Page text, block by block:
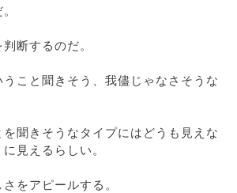
断するのだ。
こと聞きそう、我儘じゃなさそうな
聞きそうなタイプにはどうも見えな
見えるらしい。
をアピールする。